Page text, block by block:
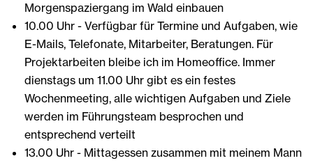
Morgenspaziergang im Wald einbauen
10.00 Uhr - Verfügbar für Termine und Aufgaben, wie
E-Mails, Telefonate, Mitarbeiter, Beratungen. Für
Projektarbeiten bleibe ich im Homeoffice. Immer
dienstags um 11.00 Uhr gibt es ein festes
Wochenmeeting, alle wichtigen Aufgaben und Ziele
werden im Führungsteam besprochen und
entsprechend verteilt
13.00 Uhr - Mittagessen zusammen mit meinem Mann